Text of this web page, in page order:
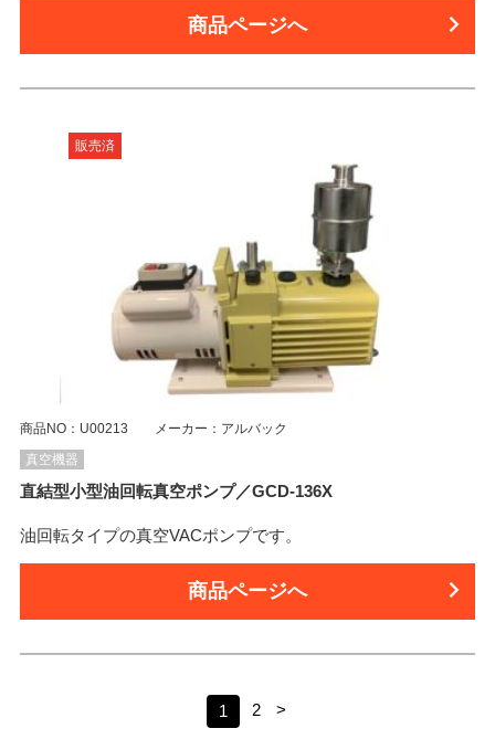
商品ページへ
販売済
商品NO：U00213 メーカー：アルバック
真空機器
直結型小型油回転真空ポンプ／GCD-136X
油回転タイプの真空VACポンプです。
商品ページへ
1 2 >